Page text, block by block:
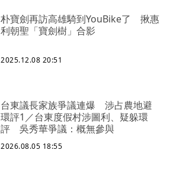
朴寶劍再訪高雄騎到YouBike了 揪惠
利朝聖「寶劍樹」合影
2025.12.08 20:51
台東議長家族爭議連爆 涉占農地避
環評1／台東度假村涉圖利、疑躲環
評 吳秀華爭議：概無參與
2026.08.05 18:55